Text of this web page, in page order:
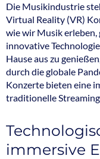
Die Musikindustrie
Virtual Reality (VR)
wie wir Musik erleben,
innovative
Hause aus zu
durch die globale
Konzerte bieten eine
traditionelle
immersive